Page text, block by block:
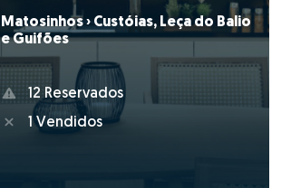
Matosinhos › Custóias, Leça do Balio
e Guifões
12 Reservados
1 Vendidos